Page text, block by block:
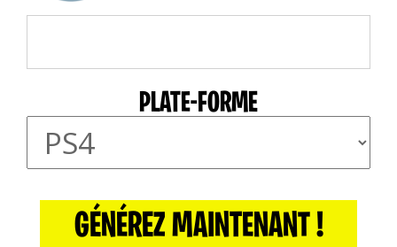
PLATE-FORME
GÉNÉREZ MAINTENANT !